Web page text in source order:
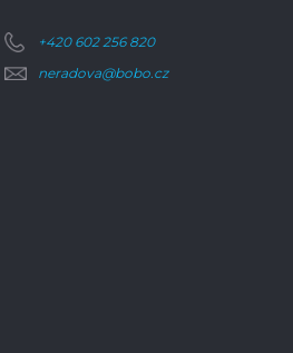
+420 602 256 820
neradova@bobo.cz